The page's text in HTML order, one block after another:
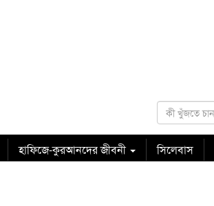
হাফিজে-কুরআনদের জীবনী সিলেবাস